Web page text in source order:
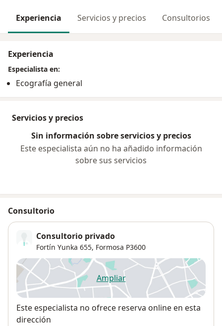
Experiencia Servicios y precios Consultorios
Experiencia
Especialista en:
Ecografía general
Servicios y precios
Sin información sobre servicios y precios
Este especialista aún no ha añadido información
sobre sus servicios
Consultorio
Consultorio privado
Fortín Yunka 655, Formosa P3600
Ampliarse abre en una nueva
Disponibilidad
Este especialista no ofrece reserva online en esta
dirección